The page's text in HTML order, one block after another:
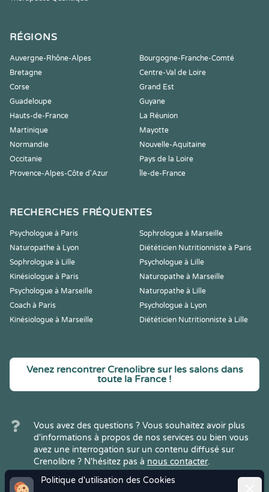
Politique d'utilisation des Cookies
RÉGIONS
Auvergne-Rhône-Alpes
Bourgogne-Franche-Comté
Bretagne
Centre-Val de Loire
Corse
Grand Est
Guadeloupe
Guyane
Hauts-de-France
La Réunion
Martinique
Mayotte
Normandie
Nouvelle-Aquitaine
Occitanie
Pays de la Loire
Provence-Alpes-Côte d'Azur
Île-de-France
RECHERCHES FRÉQUENTES
Psychologue à Paris
Sophrologue à Marseille
Naturopathe à Lyon
Diététicien Nutritionniste à Paris
Sophrologue à Lille
Psychologue à Lille
Kinésiologue à Paris
Naturopathe à Marseille
Psychologue à Marseille
Naturopathe à Lille
Coach à Paris
Psychologue à Lyon
Kinésiologue à Marseille
Diététicien Nutritionniste à Lille
Venez rencontrer Crenolibre sur les salons dans
toute la France !
Vous avez des questions ? Vous souhaitez avoir plus
d'informations à propos de nos services ou bien vous
avez une interrogation sur un contenu diffusé sur
Crenolibre ? N'hésitez pas à nous contacter.